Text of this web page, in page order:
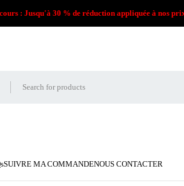
: Jusqu'à 30 % de réduction appliquée à nos
SUIVRE MA COMMANDENOUS CONTACTER